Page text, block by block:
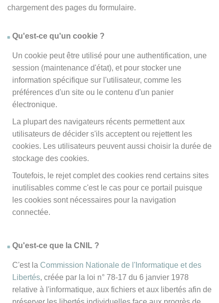
chargement des pages du formulaire.
Qu'est-ce qu'un cookie ?
Un cookie peut être utilisé pour une authentification, une
session (maintenance d'état), et pour stocker une
information spécifique sur l'utilisateur, comme les
préférences d'un site ou le contenu d'un panier
électronique.
La plupart des navigateurs récents permettent aux
utilisateurs de décider s'ils acceptent ou rejettent les
cookies. Les utilisateurs peuvent aussi choisir la durée de
stockage des cookies.
Toutefois, le rejet complet des cookies rend certains sites
inutilisables comme c'est le cas pour ce portail puisque
les cookies sont nécessaires pour la navigation
connectée.
Qu'est-ce que la CNIL ?
C'est la Commission Nationale de l'Informatique et des
Libertés, créée par la loi n° 78-17 du 6 janvier 1978
relative à l'informatique, aux fichiers et aux libertés afin de